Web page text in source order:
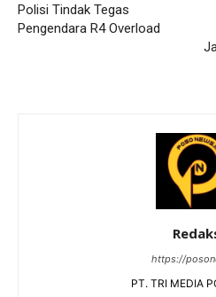
Polisi Tindak Tegas
Pengendara R4 Overload
https://
PT. TRI MEDIA